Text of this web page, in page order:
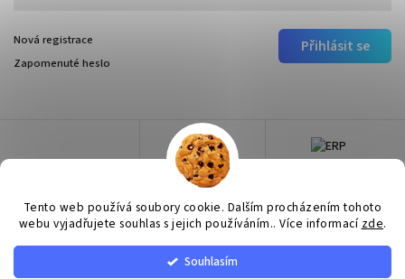
Tento web používá soubory cookie. Dalším procházením tohoto
webu vyjadřujete souhlas s jejich používáním.. Více informací zde.
Souhlasím
Přihlásit se
Nová registrace
Zapomenuté heslo
Surtep. Všechna práva vyhrazena.